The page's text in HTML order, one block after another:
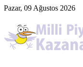
Pazar, 09 Ağustos 2026